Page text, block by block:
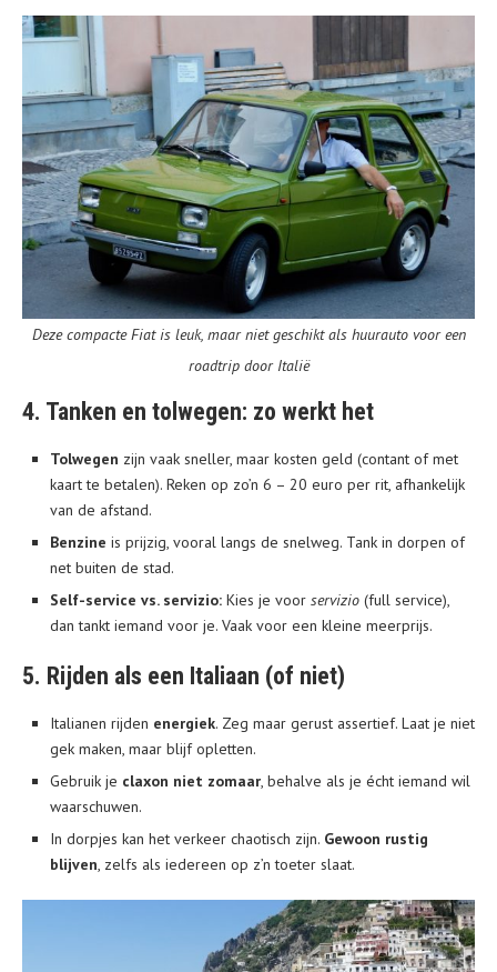
Deze compacte Fiat is leuk, maar niet geschikt als huurauto voor een
roadtrip door Italië
4. Tanken en tolwegen: zo werkt het
Tolwegen zijn vaak sneller, maar kosten geld (contant of met
kaart te betalen). Reken op zo’n 6 – 20 euro per rit, afhankelijk
van de afstand.
Benzine is prijzig, vooral langs de snelweg. Tank in dorpen of
net buiten de stad.
Self-service vs. servizio: Kies je voor servizio (full service),
dan tankt iemand voor je. Vaak voor een kleine meerprijs.
5. Rijden als een Italiaan (of niet)
Italianen rijden energiek. Zeg maar gerust assertief. Laat je niet
gek maken, maar blijf opletten.
Gebruik je claxon niet zomaar, behalve als je écht iemand wil
waarschuwen.
In dorpjes kan het verkeer chaotisch zijn. Gewoon rustig
blijven, zelfs als iedereen op z’n toeter slaat.